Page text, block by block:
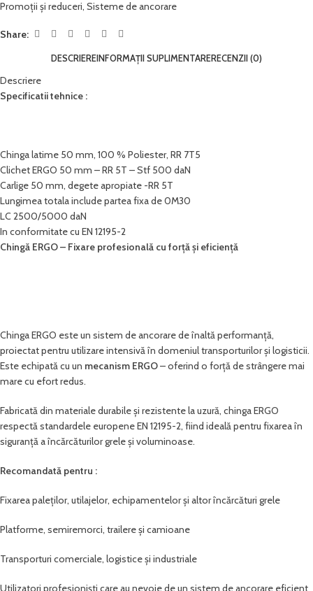
Promoții și reduceri, Sisteme de ancorare
Share:
DESCRIEREINFORMAȚII SUPLIMENTARERECENZII (0)
Descriere
Specificatii tehnice :
Chinga latime 50 mm, 100 % Poliester, RR 7T5
Clichet ERGO 50 mm – RR 5T – Stf 500 daN
Carlige 50 mm, degete apropiate -RR 5T
Lungimea totala include partea fixa de 0M30
LC 2500/5000 daN
In conformitate cu EN 12195-2
Chingă ERGO – Fixare profesională cu forță și eficiență
Chinga ERGO este un sistem de ancorare de înaltă performanță,
proiectat pentru utilizare intensivă în domeniul transporturilor și logisticii.
Este echipată cu un mecanism ERGO– oferind o forță de strângere mai
mare cu efort redus.
Fabricată din materiale durabile și rezistente la uzură, chinga ERGO
respectă standardele europene EN 12195-2, fiind ideală pentru fixarea în
siguranță a încărcăturilor grele și voluminoase.
Recomandată pentru :
Fixarea paleților, utilajelor, echipamentelor și altor încărcături grele
Platforme, semiremorci, trailere și camioane
Transporturi comerciale, logistice și industriale
Utilizatori profesioniști care au nevoie de un sistem de ancorare eficient